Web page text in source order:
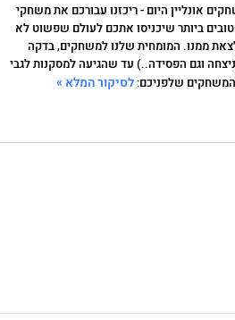
אונליין היום - ריכזנו עבורכם את משחקי
ביותר שיכניסו אתכם לעולם שפשוט לא
ממנו. המומחית שלנו למשחקים, בדקה
וגם הפסידה..) עד שהגיעה למסקנות לגבי
המשחקים שלפניכם: לסיקור המלא »